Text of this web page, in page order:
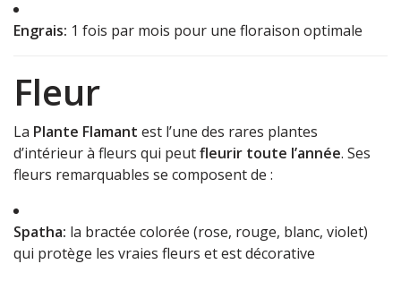
Engrais: 1 fois par mois pour une floraison optimale
Fleur
La Plante Flamant est l’une des rares plantes
d’intérieur à fleurs qui peutfleurir toute l’année. Ses
fleurs remarquables se composent de :
Spatha: la bractée colorée (rose, rouge, blanc, violet)
qui protège les vraies fleurs et est décorative